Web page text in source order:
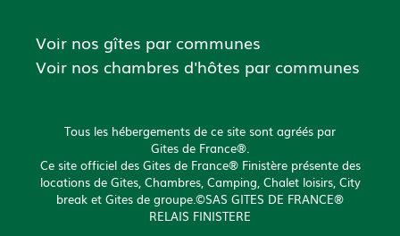
Voir nos gîtes par communes
Voir nos chambres d'hôtes par communes
Tous les hébergements de ce site sont agréés par
Gites de France®.
Ce site officiel des Gites de France® Finistère présente des
locations de Gites, Chambres, Camping, Chalet loisirs, City
break et Gites de groupe.©SAS GITES DE FRANCE®
RELAIS FINISTERE